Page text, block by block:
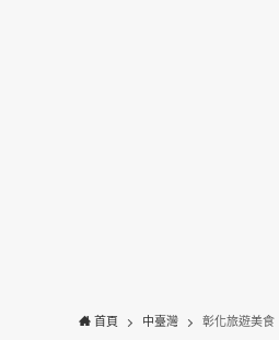
首頁 中臺灣 彰化旅遊美食